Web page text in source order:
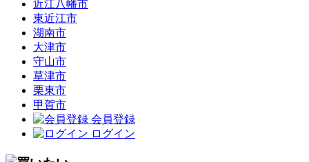
近江八幡市
東近江市
湖南市
大津市
守山市
草津市
栗東市
甲賀市
会員登録
ログイン